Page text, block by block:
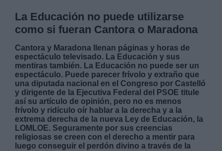
La Educación no puede utilizarse
como si fueran Cantora o Maradona
Cantora y Maradona llenan páginas y horas de
espectáculo televisado. La Educación y sus
mentiras también. La Educación no puede ser un
espectáculo. Puede parecer frívolo y extraño que
una diputada nacional en el Congreso por Castelló
y dirigente de la Ejecutiva Federal del PSOE titule
así su artículo de opinión, pero no es menos
frívolo y ridículo oír hablar a la derecha y a la
extrema derecha de la nueva Ley de Educación, la
LOMLOE. Seguramente por sus creencias
religiosas se creen con el derecho a mentir para
luego conseguir el perdón divino a través de la